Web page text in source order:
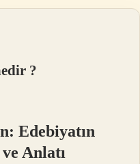
?
Edebiyatın
Anlatı